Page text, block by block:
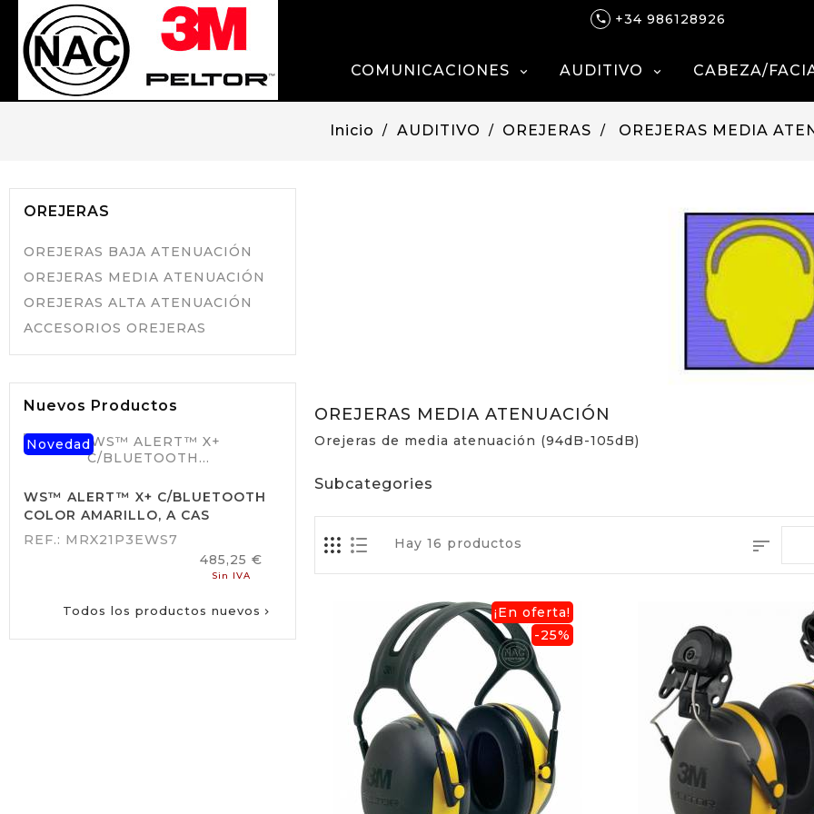
 +34 986128926
COMUNICACIONES  AUDITIVO  CABEZA/
Inicio AUDITIVO OREJERAS OREJERAS MEDIA
OREJERAS
OREJERAS BAJA ATENUACIÓN
OREJERAS MEDIA ATENUACIÓN
OREJERAS ALTA ATENUACIÓN
ACCESORIOS OREJERAS
Nuevos Productos
Novedad
WS™ ALERT™ X+ C/BLUETOOTH
COLOR AMARILLO, A CAS
REF.: MRX21P3EWS7
Precio
485,25 €
Sin IVA
Todos los productos nuevos 
OREJERAS MEDIA ATENUACIÓN
Orejeras de media atenuación (94dB-105dB)
Subcategories
Hay 16 productos sort
¡En oferta!
-25%